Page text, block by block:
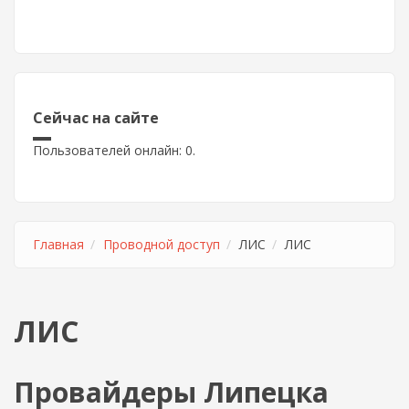
Сейчас на сайте
Пользователей онлайн: 0.
Главная Проводной доступ ЛИС ЛИС
ЛИС
Провайдеры Липецка